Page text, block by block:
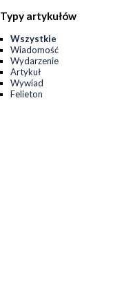
Typy artykułów
Wszystkie
Wiadomość
Wydarzenie
Artykuł
Wywiad
Felieton